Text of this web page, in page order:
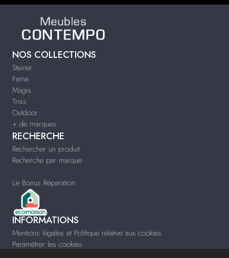
NOS COLLECTIONS
Steiner
Fama
Magis
Triss
Outdoor
+ de marques
RECHERCHE
Rechercher un produit
Recherche par marque
Le Bonus Réparation
INFORMATIONS
Mentions légales et Politique relative aux cookies
Paramétrer les cookies